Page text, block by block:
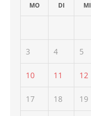
MO DI MI
3 4 5
10 11 12
17 18 19